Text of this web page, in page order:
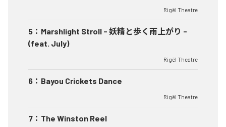
Rigël Theatre
5 ： Marshlight Stroll - 妖精と歩く雨上がり -
(feat. July)
Rigël Theatre
6 ： Bayou Crickets Dance
Rigël Theatre
7 ： The Winston Reel